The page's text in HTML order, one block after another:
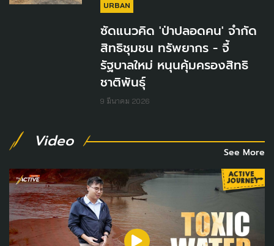
URBAN
ซัดแนวคิด 'ป่าปลอดคน' จำกัด
สิทธิชุมชน ทรัพยากร - จี้
รัฐบาลใหม่ หนุนคุ้มครองสิทธิ
ชาติพันธุ์
9 มีนาคม 2026
Video
See More